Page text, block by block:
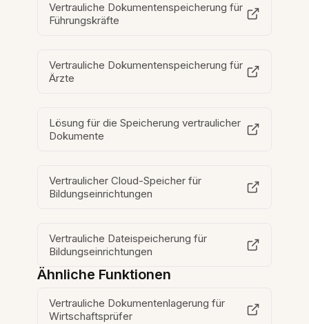
Vertrauliche Dokumentenspeicherung für
Führungskräfte
Vertrauliche Dokumentenspeicherung für
Ärzte
Lösung für die Speicherung vertraulicher
Dokumente
Vertraulicher Cloud-Speicher für
Bildungseinrichtungen
Vertrauliche Dateispeicherung für
Bildungseinrichtungen
Ähnliche Funktionen
Vertrauliche Dokumentenlagerung für
Wirtschaftsprüfer